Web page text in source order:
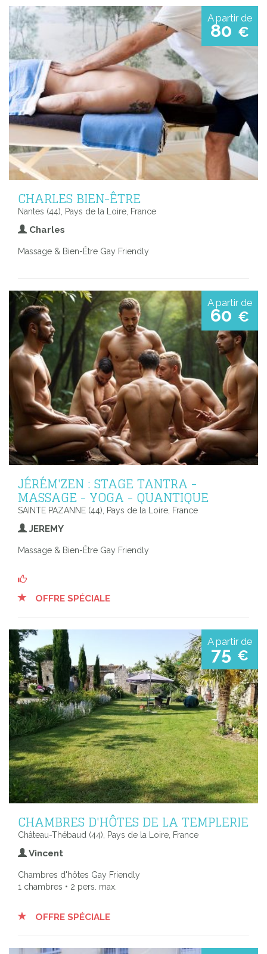
A partir de
80 €
CHARLES BIEN-ÊTRE
Nantes (44), Pays de la Loire, France
Charles
Massage & Bien-Être Gay Friendly
A partir de
60 €
JÉRÉM'ZEN : STAGE TANTRA -
MASSAGE - YOGA - QUANTIQUE
SAINTE PAZANNE (44), Pays de la Loire, France
JEREMY
Massage & Bien-Être Gay Friendly
OFFRE SPÉCIALE
A partir de
75 €
CHAMBRES D'HÔTES DE LA TEMPLERIE
Château-Thébaud (44), Pays de la Loire, France
Vincent
Chambres d'hôtes Gay Friendly
1 chambres • 2 pers. max.
OFFRE SPÉCIALE